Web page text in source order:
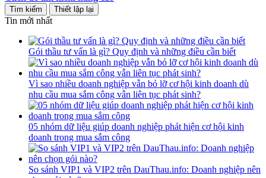
Tin mới nhất
Gói thầu tư vấn là gì? Quy định và những điều cần biết
Vì sao nhiều doanh nghiệp vẫn bỏ lỡ cơ hội kinh doanh dù
nhu cầu mua sắm công vẫn liên tục phát sinh?
05 nhóm dữ liệu giúp doanh nghiệp phát hiện cơ hội kinh
doanh trong mua sắm công
So sánh VIP1 và VIP2 trên DauThau.info: Doanh nghiệp nên